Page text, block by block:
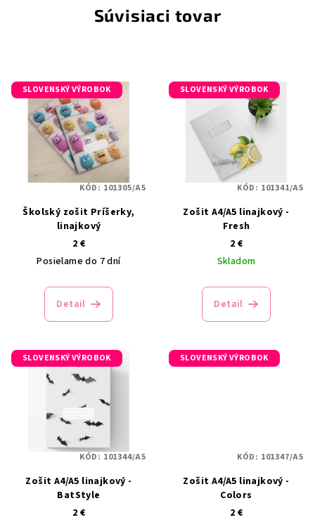
Súvisiaci tovar
SLOVENSKÝ VÝROBOK
Školský zošit Príšerky,
linajkový
2 €
Posielame do 7 dní
Detail
KÓD: 101305/A5
SLOVENSKÝ VÝROBOK
Zošit A4/A5 linajkový -
Fresh
2 €
Skladom
Detail
KÓD: 101341/A5
SLOVENSKÝ VÝROBOK
Zošit A4/A5 linajkový -
BatStyle
2 €
KÓD: 101344/A5
SLOVENSKÝ VÝROBOK
Zošit A4/A5 linajkový -
Colors
2 €
KÓD: 101347/A5